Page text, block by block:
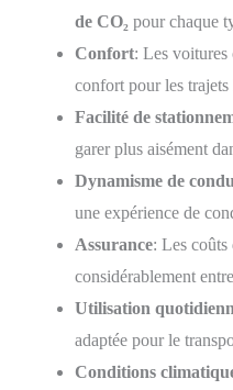
de CO₂ pour chaque
Confort: Les voitures
confort pour les trajets
Facilité de
garer plus aisément
Dynamisme de
une expérience de
Assurance: Les coûts
considérablement
Utilisation
adaptée pour le
Conditions